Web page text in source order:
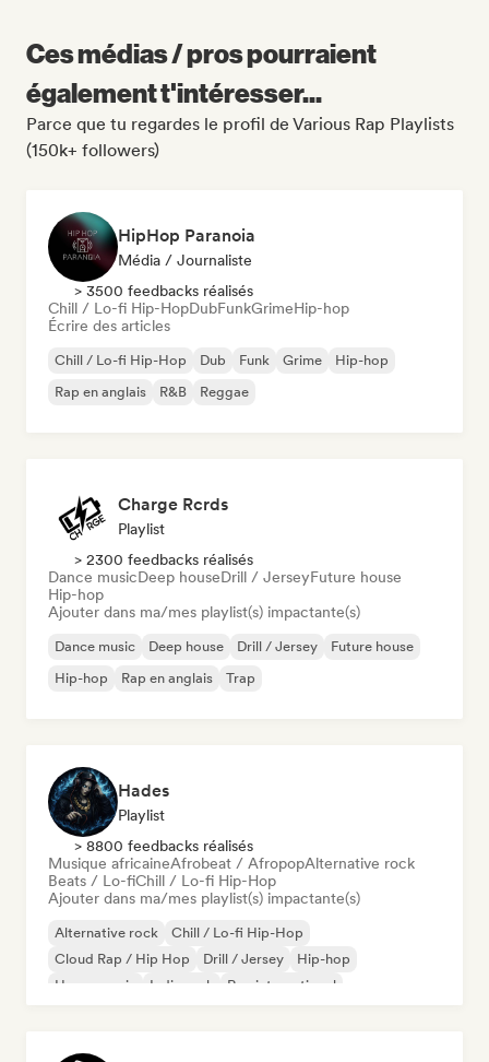
Ces médias / pros pourraient
également t'intéresser...
Parce que tu regardes le profil de Various Rap Playlists
(150k+ followers)
HipHop Paranoia
Média / Journaliste
> 3500 feedbacks réalisés
Chill / Lo-fi Hip-HopDubFunkGrimeHip-hop
Écrire des articles
Chill / Lo-fi Hip-Hop Dub Funk Grime
Hip-hop
Rap en anglais
R&B Reggae
Charge Rcrds
Playlist
> 2300 feedbacks réalisés
Dance musicDeep houseDrill / JerseyFuture house
Hip-hop
Ajouter dans ma/mes playlist(s) impactante(s)
Dance music Deep house Drill / Jersey
Future house
Hip-hop
Rap en anglais Trap
Hades
Playlist
> 8800 feedbacks réalisés
Musique africaineAfrobeat / AfropopAlternative rock
Beats / Lo-fiChill / Lo-fi Hip-Hop
Ajouter dans ma/mes playlist(s) impactante(s)
Alternative rock
Chill / Lo-fi Hip-Hop
Cloud Rap / Hip Hop
Drill / Jersey
Hip-hop
House music
Indie rock Rap international